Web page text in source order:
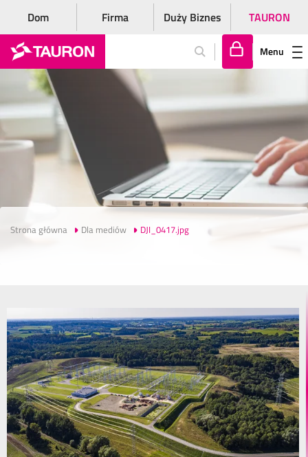
Dom Firma Duży Biznes TAURON
lo
gu
j
si
ę
Menu
Strona główna Dla mediów DJI_0417.jpg